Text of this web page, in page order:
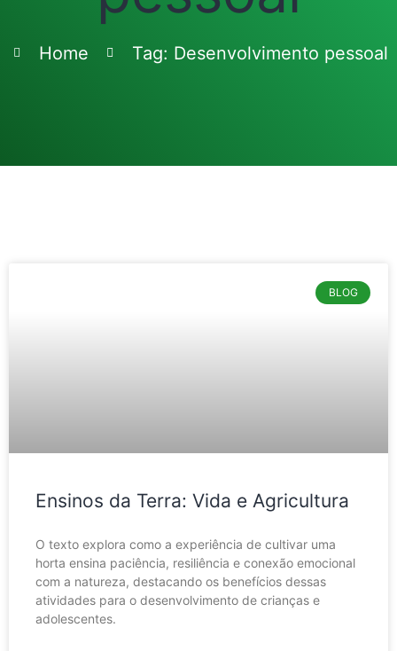
Home Tag: Desenvolvimento pessoal
BLOG
Ensinos da Terra: Vida e Agricultura
O texto explora como a experiência de cultivar uma
horta ensina paciência, resiliência e conexão emocional
com a natureza, destacando os benefícios dessas
atividades para o desenvolvimento de crianças e
adolescentes.